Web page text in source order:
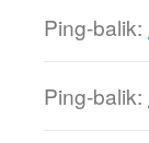
Ping-balik:
Ping-balik: